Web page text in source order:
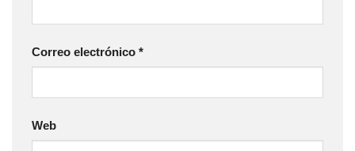
Correo electrónico *
Web